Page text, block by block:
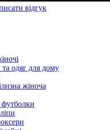
відгук
одяг для дому
жіноча